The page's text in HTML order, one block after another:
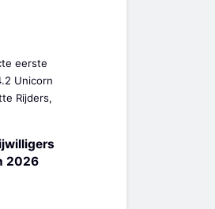
eerste
Unicorn
Rijders,
2026